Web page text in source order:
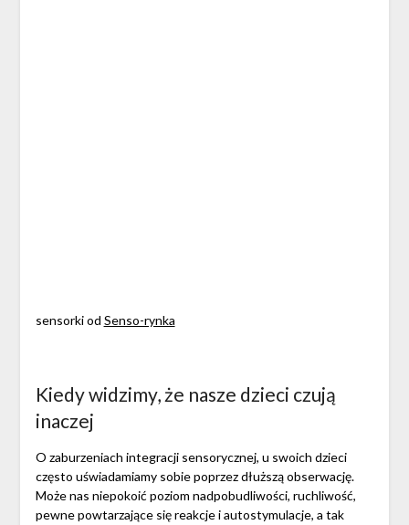
sensorki od Senso-rynka
Kiedy widzimy, że nasze dzieci czują
inaczej
O zaburzeniach integracji sensorycznej, u swoich dzieci
często uświadamiamy sobie poprzez dłuższą obserwację.
Może nas niepokoić poziom nadpobudliwości, ruchliwość,
pewne powtarzające się reakcje i autostymulacje, a tak